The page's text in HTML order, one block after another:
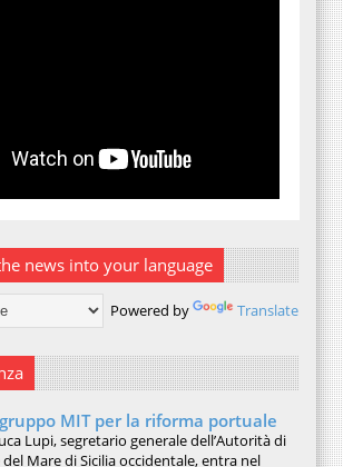
news into your language
Powered by Translate
MIT per la riforma portuale
Lupi, segretario generale dell’Autorità di
Mare di Sicilia occidentale, entra nel